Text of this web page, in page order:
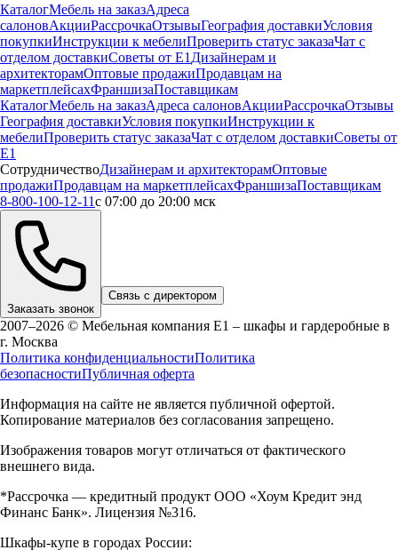
КаталогМебель на заказАдреса
салоновАкцииРассрочкаОтзывыГеография доставкиУсловия
покупкиИнструкции к мебелиПроверить статус заказаЧат с
отделом доставкиСоветы от Е1 Дизайнерам и
архитекторамОптовые продажиПродавцам на
маркетплейсахФраншизаПоставщикам
КаталогМебель на заказАдреса салоновАкцииРассрочкаОтзывы
География доставкиУсловия покупкиИнструкции к
мебелиПроверить статус заказаЧат с отделом доставкиСоветы от
Е1
СотрудничествоДизайнерам и архитекторамОптовые
продажиПродавцам на маркетплейсахФраншизаПоставщикам
8-800-100-12-11с 07:00 до 20:00 мск
Заказать звонок
Связь с директором
2007–2026 © Мебельная компания Е1 – шкафы и гардеробные в
г. Москва
Политика конфиденциальностиПолитика
безопасностиПубличная оферта
Информация на сайте не является публичной офертой.
Копирование материалов без согласования запрещено.
Изображения товаров могут отличаться от фактического
внешнего вида.
*Рассрочка — кредитный продукт ООО «Хоум Кредит энд
Финанс Банк». Лицензия №316.
Шкафы-купе в городах России: